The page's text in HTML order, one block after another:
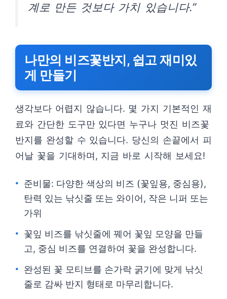
계로 만든 것보다 가치 있습니다.”
나만의 비즈꽃반지, 쉽고 재미있
게 만들기
생각보다 어렵지 않습니다. 몇 가지 기본적인 재
료와 간단한 도구만 있다면 누구나 멋진 비즈꽃
반지를 완성할 수 있습니다. 당신의 손끝에서 피
어날 꽃을 기대하며, 지금 바로 시작해 보세요!
준비물: 다양한 색상의 비즈 (꽃잎용, 중심용),
탄력 있는 낚싯줄 또는 와이어, 작은 니퍼 또는
가위
꽃잎 비즈를 낚싯줄에 꿰어 꽃잎 모양을 만들
고, 중심 비즈를 연결하여 꽃을 완성합니다.
완성된 꽃 모티브를 손가락 굵기에 맞게 낚싯
줄로 감싸 반지 형태로 마무리합니다.